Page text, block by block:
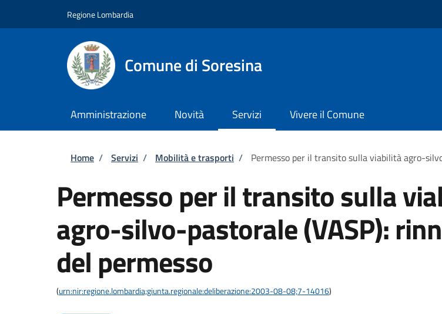
Regione Lombardia
Comune di Soresina
Amministrazione Novità Servizi Vivere il Comune
Briciole di pane
Home / Servizi / Mobilità e trasporti / Permesso per il transito sulla viabilità agro-
Permesso per il transito sulla
agro-silvo-pastorale (VASP):
del permesso
(urn:nir:regione.lombardia;giunta.regionale:deliberazione:2003-08-08;7-14016)